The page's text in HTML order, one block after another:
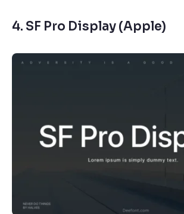
4. SF Pro Display (Apple)